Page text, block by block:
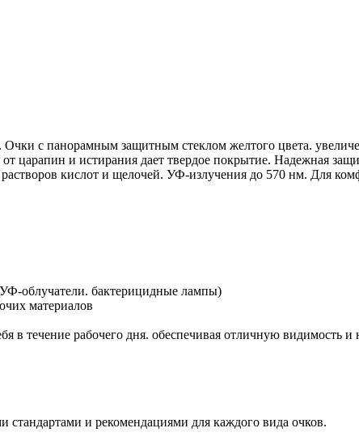
с панорамным защитным стеклом желтого цвета.
и истирания дает твердое покрытие. Надежная
кислот и щелочей. УФ-излучения до 570 нм. Для
облучатели. бактерицидные лампы)
материалов
в течение рабочего дня. обеспечивая отличную видимость и
и рекомендациями для каждого вида очков.